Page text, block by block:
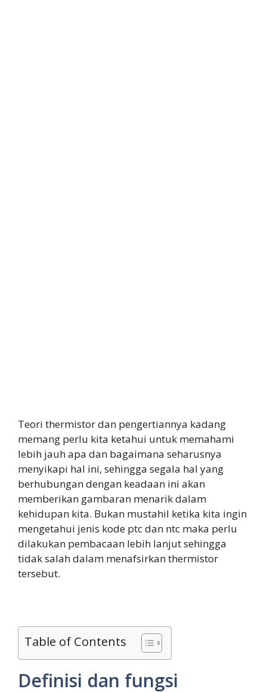
Teori thermistor dan pengertiannya kadang
memang perlu kita ketahui untuk memahami
lebih jauh apa dan bagaimana seharusnya
menyikapi hal ini, sehingga segala hal yang
berhubungan dengan keadaan ini akan
memberikan gambaran menarik dalam
kehidupan kita. Bukan mustahil ketika kita ingin
mengetahui jenis kode ptc dan ntc maka perlu
dilakukan pembacaan lebih lanjut sehingga
tidak salah dalam menafsirkan thermistor
tersebut.
Table of Contents
Definisi dan fungsi